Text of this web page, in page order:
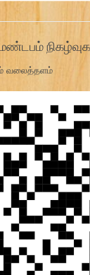
மண்டபம்
வலைத்தளம்